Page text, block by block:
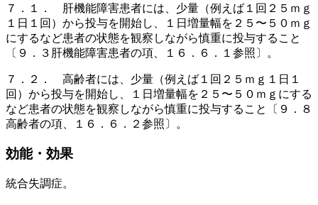
７．１． 肝機能障害患者には、少量（例えば１回２５ｍｇ
１日１回）から投与を開始し、１日増量幅を２５〜５０ｍｇ
にするなど患者の状態を観察しながら慎重に投与すること
〔９．３肝機能障害患者の項、１６．６．１参照〕。
７．２． 高齢者には、少量（例えば１回２５ｍｇ１日１
回）から投与を開始し、１日増量幅を２５〜５０ｍｇにする
など患者の状態を観察しながら慎重に投与すること〔９．８
高齢者の項、１６．６．２参照〕。
効能・効果
統合失調症。